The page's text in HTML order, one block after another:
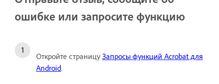
ошибке или запросите функцию
Откройте страницу Запросы функций Acrobat для
Android.